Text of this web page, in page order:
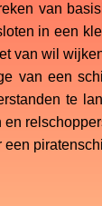
van
in een
van wil
van een
te
en
een